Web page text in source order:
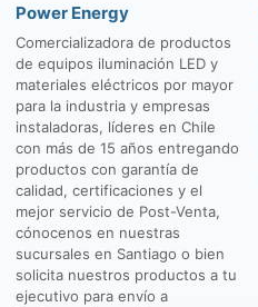
Power Energy
Comercializadora de productos
de equipos iluminación LED y
materiales eléctricos por mayor
para la industria y empresas
instaladoras, líderes en Chile
con más de 15 años entregando
productos con garantía de
calidad, certificaciones y el
mejor servicio de Post-Venta,
cónocenos en nuestras
sucursales en Santiago o bien
solicita nuestros productos a tu
ejecutivo para envío a